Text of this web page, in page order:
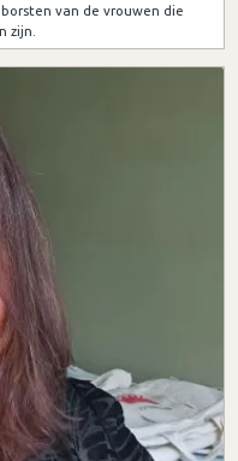
van de vrouwen die
zijn.